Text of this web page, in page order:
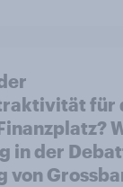
für
in der
von